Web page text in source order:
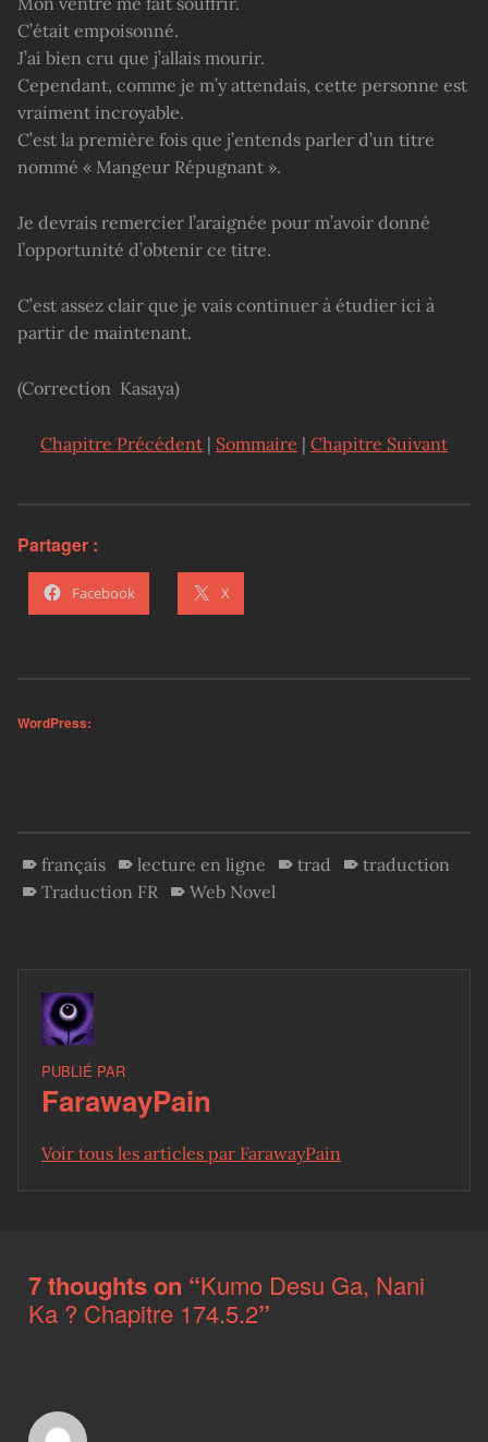
C’était empoisonné.
J’ai bien cru que j’allais mourir.
Cependant, comme je m’y attendais, cette personne est
vraiment incroyable.
C’est la première fois que j’entends parler d’un titre
nommé « Mangeur Répugnant ».
Je devrais remercier l’araignée pour m’avoir donné
l’opportunité d’obtenir ce titre.
C’est assez clair que je vais continuer à étudier ici à
partir de maintenant.
(Correction Kasaya)
Chapitre Précédent | Sommaire | Chapitre Suivant
Partager :
Facebook X
WordPress:
français lecture en ligne trad
traduction
Traduction FR
Web Novel
PUBLIÉ PAR
FarawayPain
Voir tous les articles par FarawayPain
7 thoughts on “Kumo Desu Ga, Nani
Ka ? Chapitre 174.5.2”